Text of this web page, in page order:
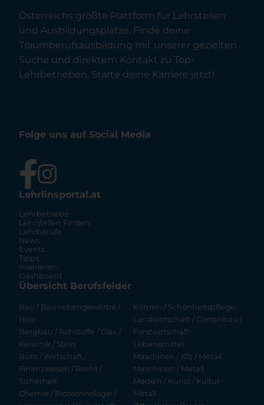
Österreichs größte Plattform für Lehrstellen
und Ausbildungsplätze. Finde deine
Traumberufsausbildung mit unserer gezielten
Suche und direktem Kontakt zu Top-
Lehrbetrieben. Starte deine Karriere jetzt!
Folge uns auf Social Media
Lehrlinsportal.at
Lehrbetriebe
Lehrstellen Finden
Lehrberufe
News
Events
Tipps
Inserieren
Dashboard
Übersicht Berufsfelder
Bau / Baunebengewerbe /
Holz
Bergbau / Rohstoffe / Glas /
Keramik / Stein
Büro / Wirtschaft /
Finanzwesen / Recht /
Sicherheit
Chemie / Biotechnologie /
Körper- / Schönheitspflege
Landwirtschaft / Gartenbau /
Forstwirtschaft
Lebensmittel
Maschinen / Kfz / Metall
Maschinen / Metall
Medien / Kunst / Kultur
Metall